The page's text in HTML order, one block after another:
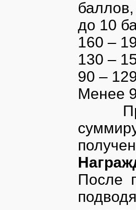
до 10
160 –
130 –
90 –
Менее
При
После